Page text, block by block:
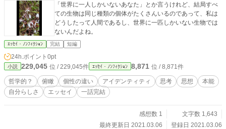
「世界に一人しかいないあなた」とか言うけれど、結局すべ
ての生物は同じ種類の個体がたくさんいるのであって、私は
どうしたって人間であるし、世界に一匹しかいない生物では
ないんだよね。
ｴｯｾｲ・ﾉﾝﾌｨｸｼｮﾝ 完結 短編
24h.ポイント 0pt
小説 229,045 位 / 229,045件 ｴｯｾｲ・ﾉﾝﾌｨｸｼｮﾝ 8,871 位 / 8,871件
哲学的？ 俯瞰 個性の違い アイデンティティ 思考 思想
本能
自分らしさ
エッセイ 一話完結
感想数 1
文字数 1,643
最終更新日 2021.03.06
登録日 2021.03.06